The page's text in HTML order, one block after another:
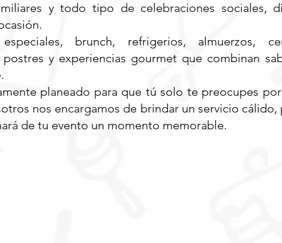
y todo tipo de celebraciones sociales,
especiales, brunch, refrigerios, almuerzos,
y experiencias gourmet que combinan
planeado para que tú solo te preocupes
nos encargamos de brindar un servicio cálido,
de tu evento un momento memorable.